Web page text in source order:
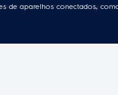
de aparelhos conectados,